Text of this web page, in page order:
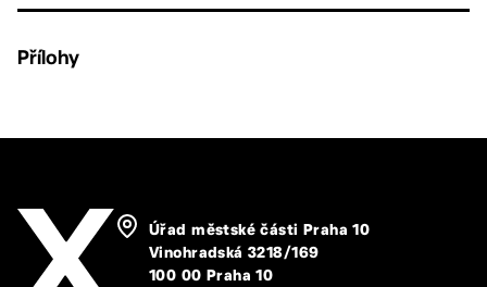
Přílohy
Úřad městské části Praha 10
Vinohradská 3218/169
100 00 Praha 10